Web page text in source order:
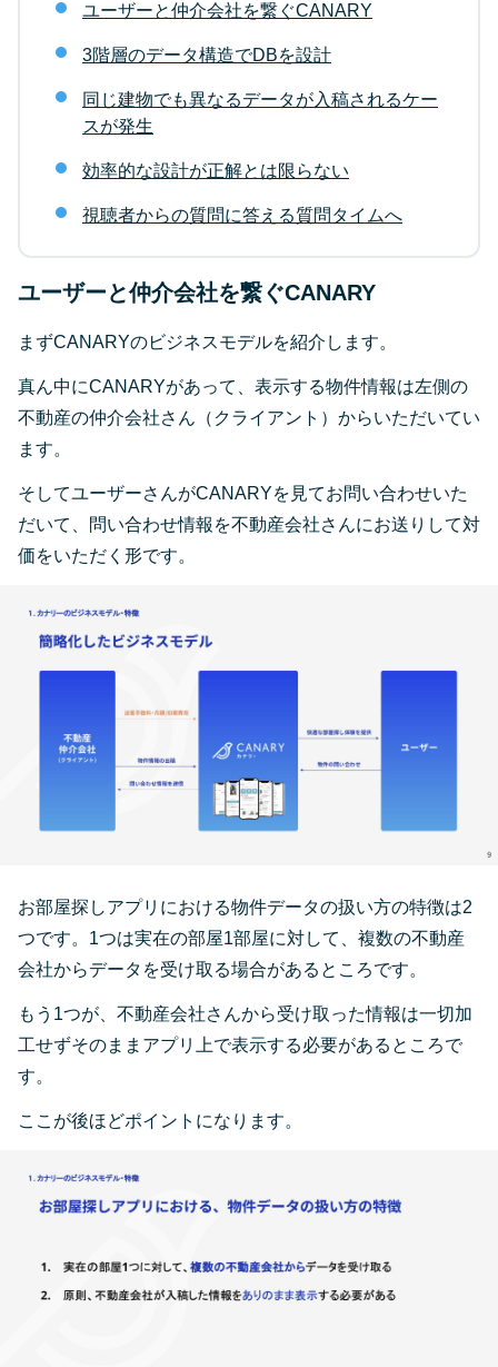
ユーザーと仲介会社を繋ぐCANARY
3階層のデータ構造でDBを設計
同じ建物でも異なるデータが入稿されるケー
スが発生
効率的な設計が正解とは限らない
視聴者からの質問に答える質問タイムへ
ユーザーと仲介会社を繋ぐCANARY
まずCANARYのビジネスモデルを紹介します。
真ん中にCANARYがあって、表示する物件情報は左側の
不動産の仲介会社さん（クライアント）からいただいてい
ます。
そしてユーザーさんがCANARYを見てお問い合わせいた
だいて、問い合わせ情報を不動産会社さんにお送りして対
価をいただく形です。
お部屋探しアプリにおける物件データの扱い方の特徴は2
つです。1つは実在の部屋1部屋に対して、複数の不動産
会社からデータを受け取る場合があるところです。
もう1つが、不動産会社さんから受け取った情報は一切加
工せずそのままアプリ上で表示する必要があるところで
す。
ここが後ほどポイントになります。